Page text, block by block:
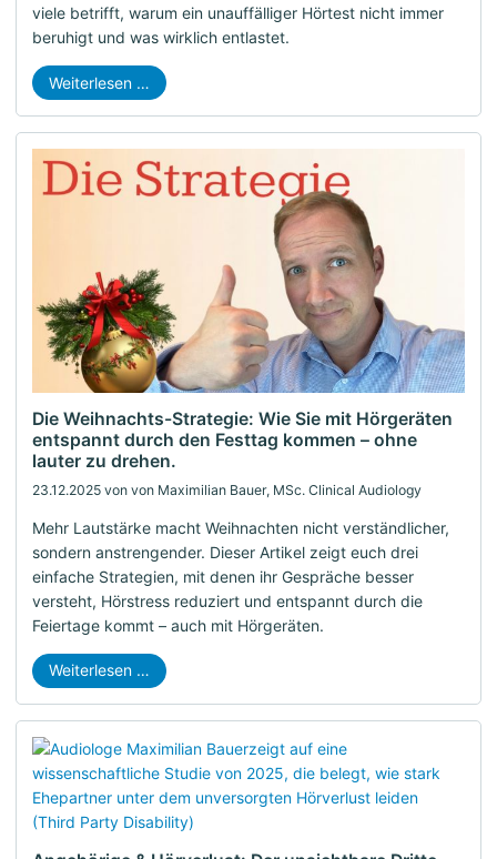
viele betrifft, warum ein unauffälliger Hörtest nicht immer
beruhigt und was wirklich entlastet.
Weiterlesen …
23.12.2025 von von Maximilian Bauer, MSc. Clinical Audiology
Die Weihnachts-Strategie: Wie Sie mit Hörgeräten
entspannt durch den Festtag kommen – ohne
lauter zu drehen.
Mehr Lautstärke macht Weihnachten nicht verständlicher,
sondern anstrengender. Dieser Artikel zeigt euch drei
einfache Strategien, mit denen ihr Gespräche besser
versteht, Hörstress reduziert und entspannt durch die
Feiertage kommt – auch mit Hörgeräten.
Weiterlesen …